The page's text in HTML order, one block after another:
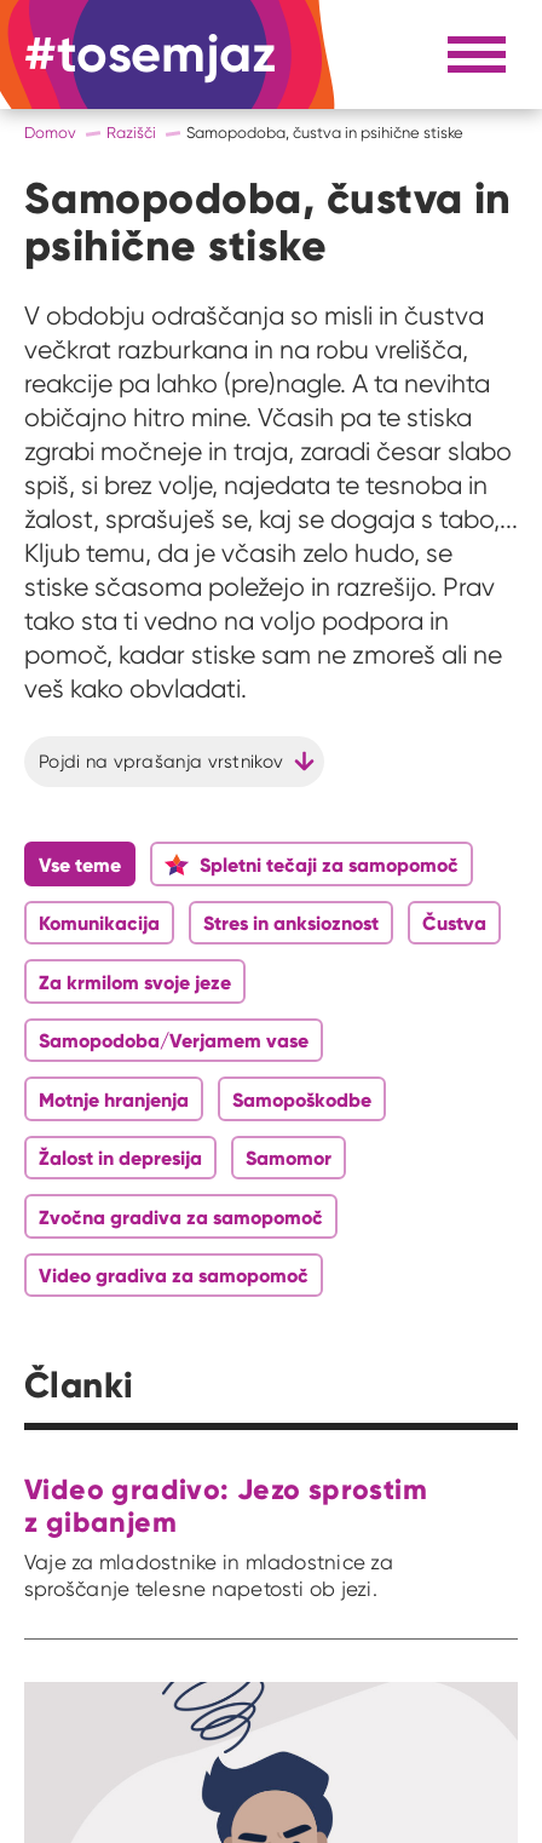
#tosemjaz #to sem jaz Razpri
Domov Razišči Samopodoba, čustva in psihične stiske
Samopodoba, čustva in
psihične stiske
V obdobju odraščanja so misli in čustva
večkrat razburkana in na robu vrelišča,
reakcije pa lahko (pre)nagle. A ta nevihta
običajno hitro mine. Včasih pa te stiska
zgrabi močneje in traja, zaradi česar slabo
spiš, si brez volje, najedata te tesnoba in
žalost, sprašuješ se, kaj se dogaja s tabo,...
Kljub temu, da je včasih zelo hudo, se
stiske sčasoma poležejo in razrešijo. Prav
tako sta ti vedno na voljo podpora in
pomoč, kadar stiske sam ne zmoreš ali ne
veš kako obvladati.
Pojdi na vprašanja vrstnikov
Vse teme Spletni tečaji za samopomoč
Komunikacija Stres in anksioznost Čustva
Za krmilom svoje jeze
Samopodoba/Verjamem vase
Motnje hranjenja Samopoškodbe
Žalost in depresija Samomor
Zvočna gradiva za samopomoč
Video gradiva za samopomoč
Članki
Video gradivo: Jezo sprostim
z gibanjem
Vaje za mladostnike in mladostnice za
sproščanje telesne napetosti ob jezi.